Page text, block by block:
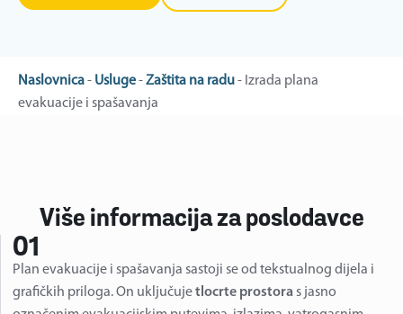
Naslovnica Usluge Zaštita na radu
Izrada plana
evakuacije i spašavanja
Više informacija za poslodavce
01
Plan evakuacije i spašavanja sastoji se od tekstualnog dijela i
grafičkih priloga. On uključuje
tlocrte prostora
s jasno
označenim evakuacijskim putevima, izlazima, vatrogasnim